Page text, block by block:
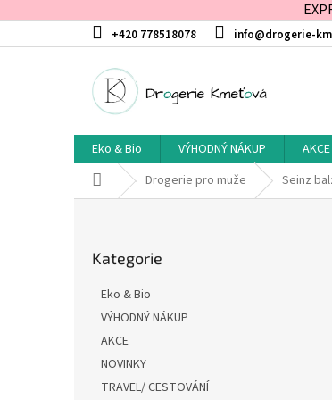
na
+420 778518078 info@drogerie-
Eko & Bio VÝHODNÝ NÁKUP AKCE
Domů Drogerie pro muže Seinz
kategorie
Kategorie
Eko & Bio
VÝHODNÝ NÁKUP
AKCE
NOVINKY
TRAVEL/ CESTOVÁNÍ